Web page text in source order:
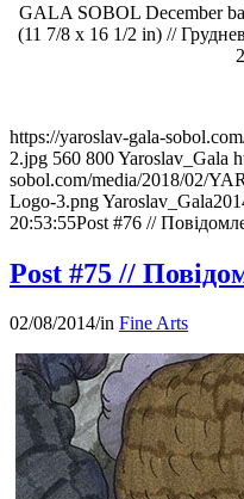
GALA SOBOL December
(11 7/8 x 16 1/2 in) //
https://yaroslav-gala-
2.jpg 560 800Yaroslav_Gala
sobol.com/media/2018/02/
Logo-3.pngYaroslav_Gala
20:53:55Post #76 //
Post #75 //
02/08/2014/in Fine Arts